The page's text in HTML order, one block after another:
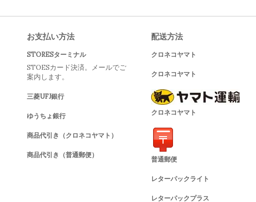
お支払い方法
STORESターミナル
STOESカード決済。メールでご
案内します。
三菱UFJ銀行
ゆうちょ銀行
商品代引き（クロネコヤマト）
商品代引き（普通郵便）
配送方法
クロネコヤマト
クロネコヤマト
クロネコヤマト
普通郵便
レターパックライト
レターパックプラス